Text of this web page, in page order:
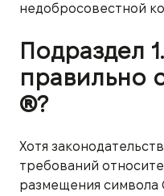
недобросовестной
Подраздел
правильно
®?
Хотя
требований
размещения символа